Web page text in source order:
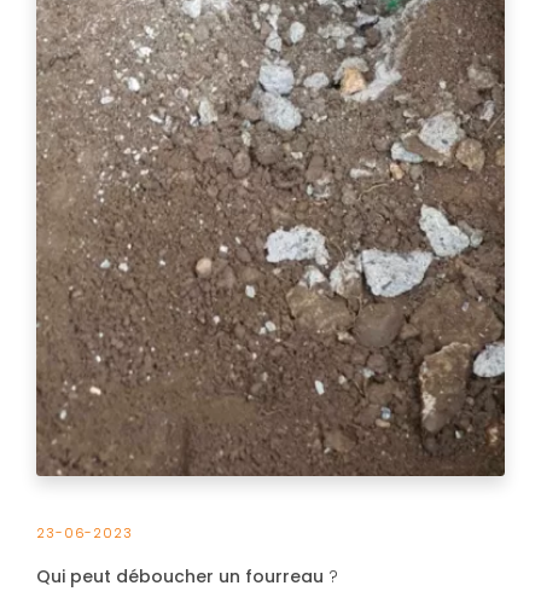
23-06-2023
Qui peut déboucher un fourreau ?